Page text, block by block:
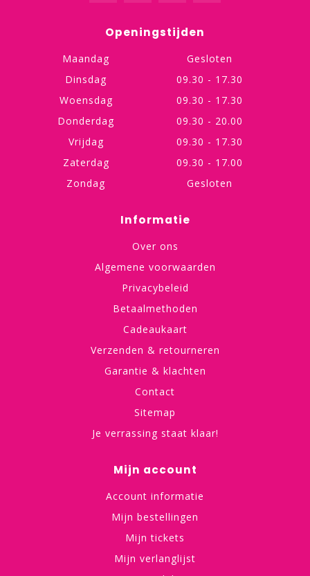
Openingstijden
Maandag
Gesloten
Dinsdag
09.30 - 17.30
Woensdag
09.30 - 17.30
Donderdag
09.30 - 20.00
Vrijdag
09.30 - 17.30
Zaterdag
09.30 - 17.00
Zondag
Gesloten
Informatie
Over ons
Algemene voorwaarden
Privacybeleid
Betaalmethoden
Cadeaukaart
Verzenden & retourneren
Garantie & klachten
Contact
Sitemap
Je verrassing staat klaar!
Mijn account
Account informatie
Mijn bestellingen
Mijn tickets
Mijn verlanglijst